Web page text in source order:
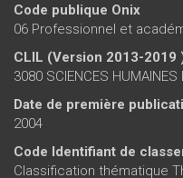
Code publique Onix
06 Professionnel et
CLIL (Version 2013-2019
3080 SCIENCES HUMAINES
Date de première
2004
Code Identifiant de
Classification thématique